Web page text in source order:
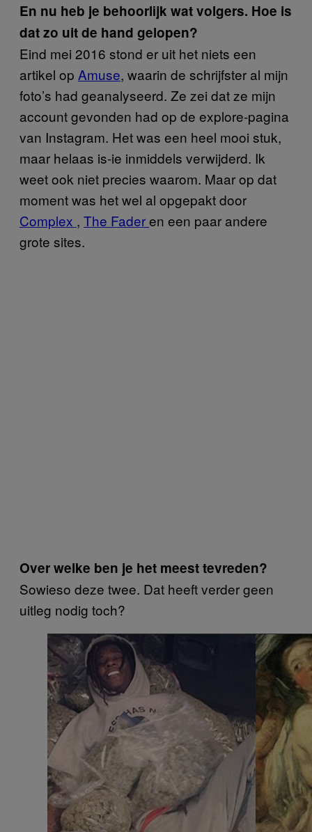
En nu heb je behoorlijk wat volgers. Hoe is
dat zo uit de hand gelopen?
Eind mei 2016 stond er uit het niets een
artikel op Amuse, waarin de schrijfster al mijn
foto’s had geanalyseerd. Ze zei dat ze mijn
account gevonden had op de explore-pagina
van Instagram. Het was een heel mooi stuk,
maar helaas is-ie inmiddels verwijderd. Ik
weet ook niet precies waarom. Maar op dat
moment was het wel al opgepakt door
Complex , The Faderen een paar andere
grote sites.
Over welke ben je het meest tevreden?
Sowieso deze twee. Dat heeft verder geen
uitleg nodig toch?